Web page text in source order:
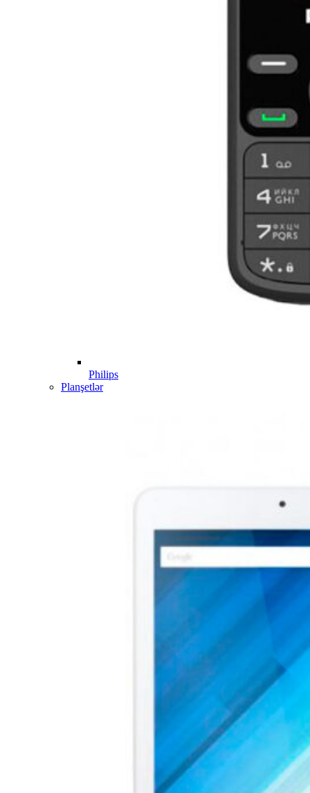
Philips
Planşetlər